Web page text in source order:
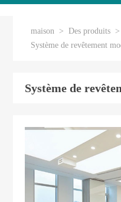
maison > Des produits >
Système de revêtement
Système de